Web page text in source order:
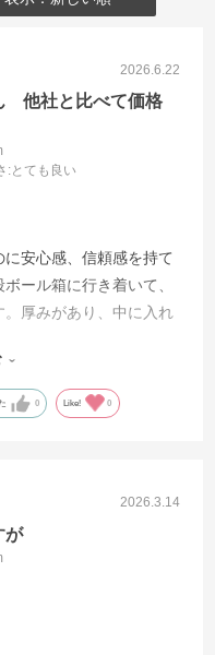
2026.6.22
他社と比べて価格
:とても良い
安心感、信頼感を持て
ール箱に行き着いて、
厚みがあり、中に入れ
、ずっと継続して使っ
0 Like! 0
2026.3.14
が